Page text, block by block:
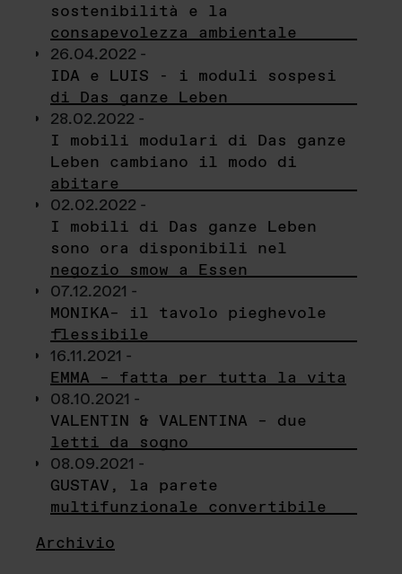
sostenibilità e la
consapevolezza ambientale
26.04.2022 -
IDA e LUIS - i moduli sospesi
di Das ganze Leben
28.02.2022 -
I mobili modulari di Das ganze
Leben cambiano il modo di
abitare
02.02.2022 -
I mobili di Das ganze Leben
sono ora disponibili nel
negozio smow a Essen
07.12.2021 -
MONIKA– il tavolo pieghevole
flessibile
16.11.2021 -
EMMA – fatta per tutta la vita
08.10.2021 -
VALENTIN & VALENTINA – due
letti da sogno
08.09.2021 -
GUSTAV, la parete
multifunzionale convertibile
Archivio